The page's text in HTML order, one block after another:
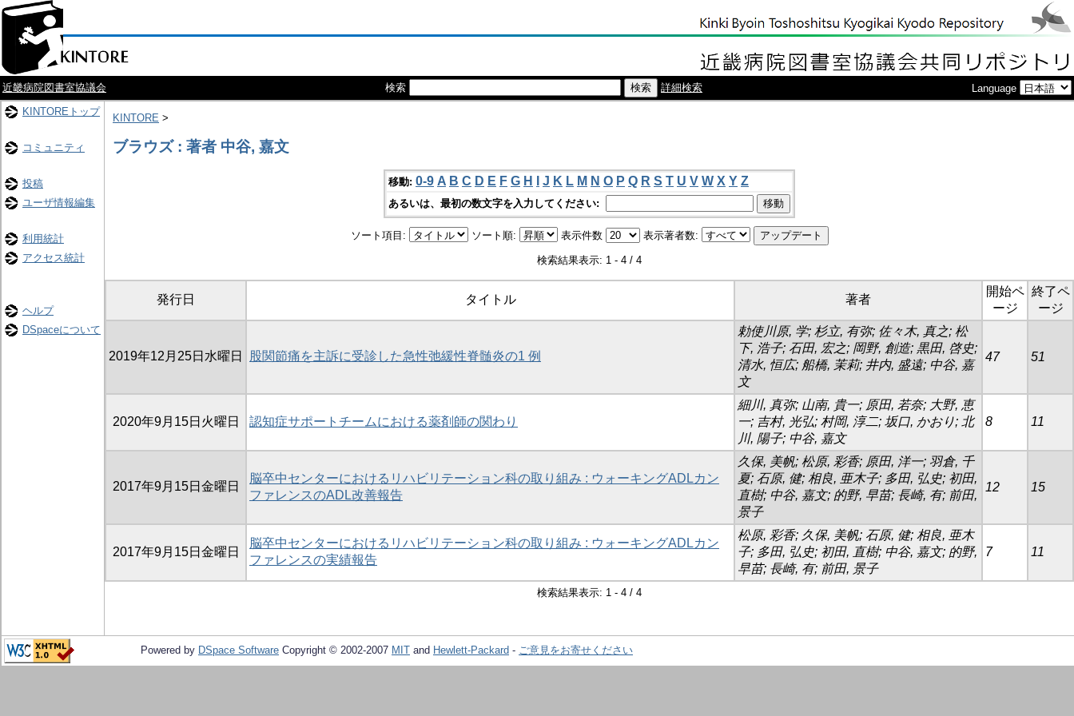
近畿病院図書室協議会 検索 詳細検索
Language
KINTOREトップ
コミュニティ
投稿
ユーザ情報編集
利用統計
アクセス統計
ヘルプ
DSpaceについて
KINTORE >
ブラウズ : 著者 中谷, 嘉文
移動: 0-9 A B C D E F G H J K L M N O P Q R S T U V W X Y Z
あるいは、最初の数文字を入力してください:
ソート項目: ソート順: 表示件数 表示著者数:
検索結果表示: 1 - 4 / 4
発行日 タイトル 著者
開始ペ
ージ
終了ペ
ージ
2019年12月25日水曜日 股関節痛を主訴に受診した急性弛緩性脊髄炎の1 例
勅使川原, 学; 杉立, 有弥; 佐々木, 真之; 松
下, 浩子; 石田, 宏之; 岡野, 創造; 黒田, 啓史;
清水, 恒広; 船橋, 茉莉; 井内, 盛遠; 中谷, 嘉
文
47 51
2020年9月15日火曜日 認知症サポートチームにおける薬剤師の関わり
細川, 真弥; 山南, 貴一; 原田, 若奈; 大野, 恵
一; 吉村, 光弘; 村岡, 淳二; 坂口, かおり; 北
川, 陽子; 中谷, 嘉文
8 11
2017年9月15日金曜日
脳卒中センターにおけるリハビリテーション科の取り組み : ウォーキングADLカン
ファレンスのADL改善報告
久保, 美帆; 松原, 彩香; 原田, 洋一; 羽倉, 千
夏; 石原, 健; 相良, 亜木子; 多田, 弘史; 初田,
直樹; 中谷, 嘉文; 的野, 早苗; 長崎, 有; 前田,
景子
12 15
2017年9月15日金曜日
脳卒中センターにおけるリハビリテーション科の取り組み : ウォーキングADLカン
ファレンスの実績報告
松原, 彩香; 久保, 美帆; 石原, 健; 相良, 亜木
子; 多田, 弘史; 初田, 直樹; 中谷, 嘉文; 的野,
早苗; 長崎, 有; 前田, 景子
7 11
検索結果表示: 1 - 4 / 4
Powered by DSpace Software Copyright © 2002-2007 MIT and Hewlett-Packard - ご意見をお寄せください